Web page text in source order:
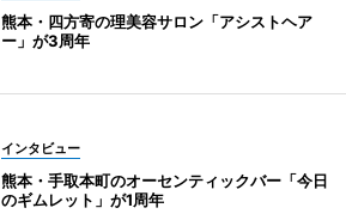
熊本・四方寄の理美容サロン「アシストヘア
ー」が3周年
インタビュー
熊本・手取本町のオーセンティックバー「今日
のギムレット」が1周年